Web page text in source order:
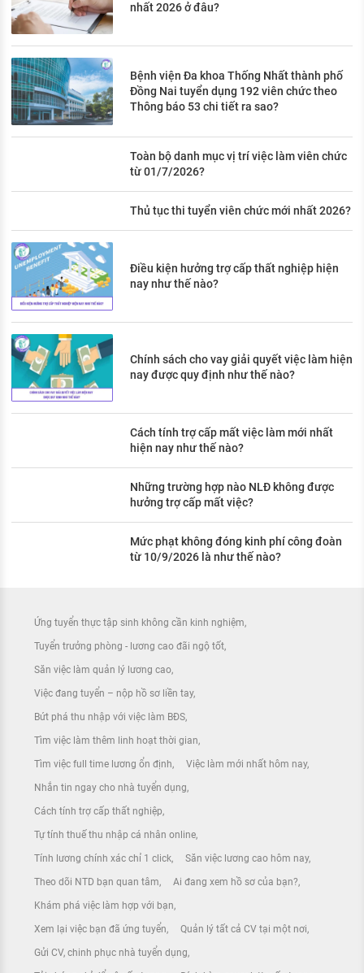
nhất 2026 ở đâu?
Bệnh viện Đa khoa Thống Nhất thành phố
Đồng Nai tuyển dụng 192 viên chức theo
Thông báo 53 chi tiết ra sao?
Toàn bộ danh mục vị trí việc làm viên chức
từ 01/7/2026?
Thủ tục thi tuyển viên chức mới nhất 2026?
Điều kiện hưởng trợ cấp thất nghiệp hiện
nay như thế nào?
Chính sách cho vay giải quyết việc làm hiện
nay được quy định như thế nào?
Cách tính trợ cấp mất việc làm mới nhất
hiện nay như thế nào?
Những trường hợp nào NLĐ không được
hưởng trợ cấp mất việc?
Mức phạt không đóng kinh phí công đoàn
từ 10/9/2026 là như thế nào?
Ứng tuyển thực tập sinh không cần kinh nghiệm
Tuyển trưởng phòng - lương cao đãi ngộ tốt
Săn việc làm quản lý lương cao
Việc đang tuyển – nộp hồ sơ liền tay
Bứt phá thu nhập với việc làm BĐS
Tìm việc làm thêm linh hoạt thời gian
Tìm việc full time lương ổn định Việc làm mới nhất hôm nay
Nhắn tin ngay cho nhà tuyển dụng
Cách tính trợ cấp thất nghiệp
Tự tính thuế thu nhập cá nhân online
Tính lương chính xác chỉ 1 click Săn việc lương cao hôm nay
Theo dõi NTD bạn quan tâm Ai đang xem hồ sơ của bạn?
Khám phá việc làm hợp với bạn
Xem lại việc bạn đã ứng tuyển Quản lý tất cả CV tại một nơi
Gửi CV, chinh phục nhà tuyển dụng